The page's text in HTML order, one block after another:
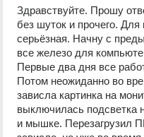
Здравствуйте. Прошу
без шуток и прочего.
серьёзная. Начну с
все железо для
Первые два дня все
Потом неожиданно во
зависла картинка на
выключилась подсветка
и мышке. Перезагрузил